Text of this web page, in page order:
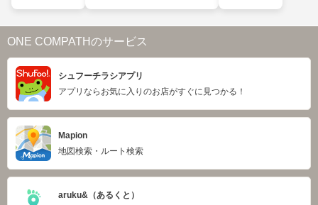
ONE COMPATHのサービス
シュフーチラシアプリ
アプリならお気に入りのお店がすぐに見つかる！
Mapion
地図検索・ルート検索
aruku&（あるくと）